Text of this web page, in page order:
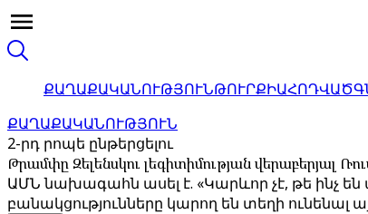
ՔԱՂԱՔԱԿԱՆՈՒԹՅՈՒՆԹՈՒՐՔԻԱՀՈԴՎԱԾ
ՔԱՂԱՔԱԿԱՆՈՒԹՅՈՒՆ
2-րդ րոպե ընթերցելու
Թրամփը Զելենսկու լեգիտիմության վերաբերյալ
ԱՄՆ նախագահն ասել է. «Կարևոր չէ, թե ինչ են
բանակցությունները կարող են տեղի ունենալ